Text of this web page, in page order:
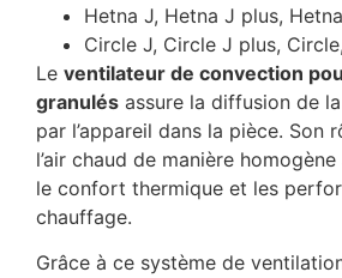
Hetna J, Hetna J plus,
Circle J, Circle J plus,
Le ventilateur de convection
granulés assure la diffusion de
par l’appareil dans la pièce. Son
l’air chaud de manière
le confort thermique et les
chauffage.
Grâce à ce système de